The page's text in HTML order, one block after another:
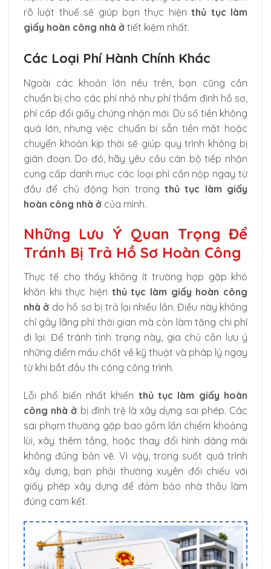
rõ luật thuế sẽ giúp bạn thực hiệnthủ tục làm
giấy hoàn công nhà ở tiết kiệm nhất.
Các Loại Phí Hành Chính Khác
Ngoài các khoản lớn nêu trên, bạn cũng cần
chuẩn bị cho các phí nhỏ như phí thẩm định hồ sơ,
phí cấp đổi giấy chứng nhận mới. Dù số tiền không
quá lớn, nhưng việc chuẩn bị sẵn tiền mặt hoặc
chuyển khoản kịp thời sẽ giúp quy trình không bị
gián đoạn. Do đó, hãy yêu cầu cán bộ tiếp nhận
cung cấp danh mục các loại phí cần nộp ngay từ
đầu để chủ động hơn trong thủ tục làm giấy
hoàn công nhà ở của mình.
Những Lưu Ý Quan Trọng Để
Tránh Bị Trả Hồ Sơ Hoàn Công
Thực tế cho thấy không ít trường hợp gặp khó
khăn khi thực hiện thủ tục làm giấy hoàn công
nhà ở do hồ sơ bị trả lại nhiều lần. Điều này không
chỉ gây lãng phí thời gian mà còn làm tăng chi phí
đi lại. Để tránh tình trạng này, gia chủ cần lưu ý
những điểm mấu chốt về kỹ thuật và pháp lý ngay
từ khi bắt đầu thi công công trình.
Lỗi phổ biến nhất khiến thủ tục làm giấy hoàn
công nhà ở bị đình trệ là xây dựng sai phép. Các
sai phạm thường gặp bao gồm lấn chiếm khoảng
lùi, xây thêm tầng, hoặc thay đổi hình dáng mái
không đúng bản vẽ. Vì vậy, trong suốt quá trình
xây dựng, bạn phải thường xuyên đối chiếu với
giấy phép xây dựng để đảm bảo nhà thầu làm
đúng cam kết.